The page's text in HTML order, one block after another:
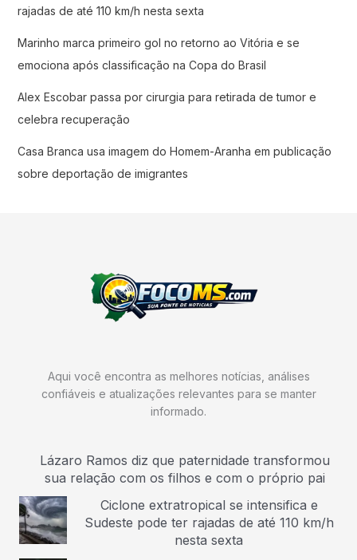
rajadas de até 110 km/h nesta sexta
Marinho marca primeiro gol no retorno ao Vitória e se
emociona após classificação na Copa do Brasil
Alex Escobar passa por cirurgia para retirada de tumor e
celebra recuperação
Casa Branca usa imagem do Homem-Aranha em publicação
sobre deportação de imigrantes
Aqui você encontra as melhores notícias, análises
confiáveis e atualizações relevantes para se manter
informado.
Lázaro Ramos diz que paternidade transformou
sua relação com os filhos e com o próprio pai
Ciclone extratropical se intensifica e
Sudeste pode ter rajadas de até 110 km/h
nesta sexta